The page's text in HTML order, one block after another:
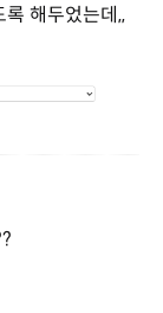
해두었는데,,